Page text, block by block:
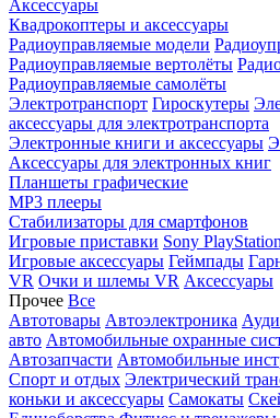
Аксессуары
Квадрокоптеры и аксессуары
Радиоуправляемые модели
Радиоуправляемые вертолёты
Радиоуправляемые самолёты
Электротранспорт Гироскутеры
аксессуары для электротранспорта
Электронные книги и аксессуары
Аксессуары для электронных книг
Планшеты графические
MP3 плееры
Стабилизаторы для смартфонов
Игровые приставки Sony PlayStation
Игровые аксессуары Геймпады
VR Очки и шлемы VR Аксессуары
Прочее Все
Автотовары Автоэлектроника
авто Автомобильные охранные
Автозапчасти Автомобильные
Спорт и отдых Электрический
коньки и аксессуары Самокаты